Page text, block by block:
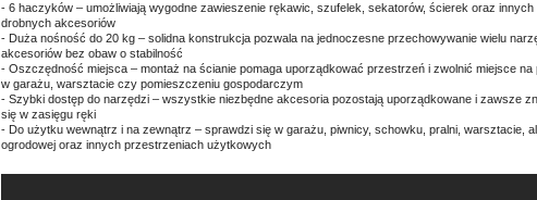
- 6 haczyków – umożliwiają wygodne zawieszenie rękawic, szufelek, sekatorów, ścierek oraz innych
drobnych akcesoriów
- Duża nośność do 20 kg – solidna konstrukcja pozwala na jednoczesne przechowywanie wielu
akcesoriów bez obaw o stabilność
- Oszczędność miejsca – montaż na ścianie pomaga uporządkować przestrzeń i zwolnić miejsce na
w garażu, warsztacie czy pomieszczeniu gospodarczym
- Szybki dostęp do narzędzi – wszystkie niezbędne akcesoria pozostają uporządkowane i zawsze
się w zasięgu ręki
- Do użytku wewnątrz i na zewnątrz – sprawdzi się w garażu, piwnicy, schowku, pralni, warsztacie,
ogrodowej oraz innych przestrzeniach użytkowych